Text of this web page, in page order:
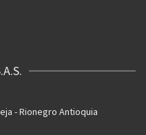
- Rionegro Antioquia